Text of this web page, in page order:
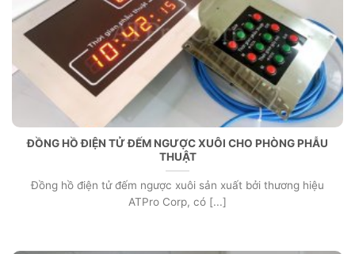
ĐỒNG HỒ ĐIỆN TỬ ĐẾM NGƯỢC XUÔI CHO PHÒNG PHẪU
THUẬT
Đồng hồ điện tử đếm ngược xuôi sản xuất bởi thương hiệu
ATPro Corp, có [...]